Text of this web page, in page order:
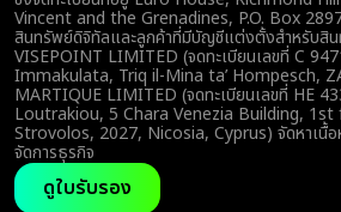
Vincent and the Grenadines, P.O. Box 2897
สินทรัพย์ดิจิทัลและลูกค้าที่มีบัญชีแต่งตั้งสำหรับสิ
VISEPOINT LIMITED (จดทะเบียนเลขที่ C
Immakulata, Triq il-Mina ta’ Hompesch,
MARTIQUE LIMITED (จดทะเบียนเลขที่ HE
Loutrakiou, 5 Chara Venezia Building,
Strovolos, 2027, Nicosia, Cyprus) จัดหาเนื้อ
จัดการธุรกิจ
ดูใบรับรอง